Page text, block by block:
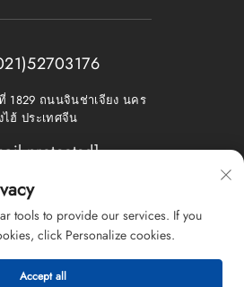
1829 ถนนจินช่าเจียง นคร
ไฮ้ ประเทศจีน
protected]
มายข่าว
tools to provide our services. If you
click Personalize cookies.
Accept all